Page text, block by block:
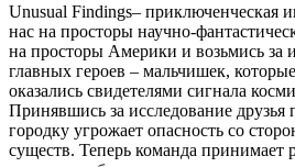
Unusual Findings– приключенческая
нас на просторы научно-
на просторы Америки и возьмись за
главных героев – мальчишек,
оказались свидетелями сигнала
Принявшись за исследование
городку угрожает опасность со
существ. Теперь команда принимает